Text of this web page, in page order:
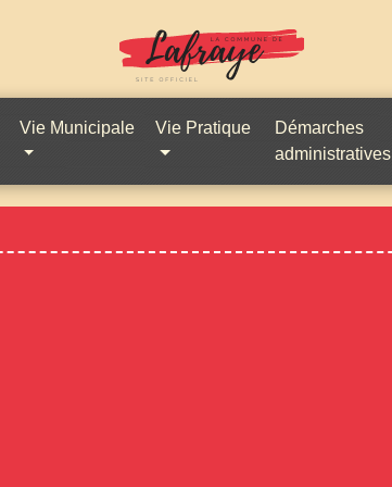
Vie Municipale Vie Pratique
Démarches
administratives